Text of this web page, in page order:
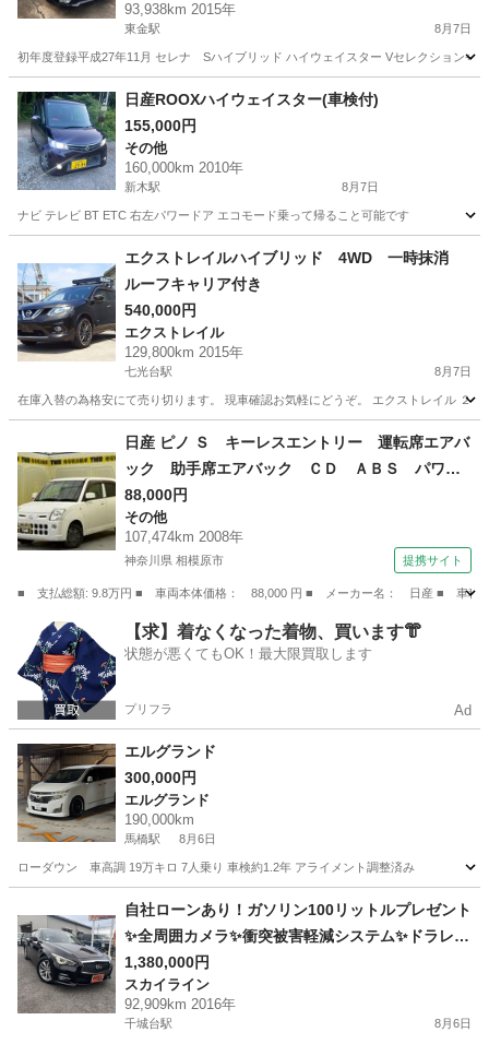
93,938km 2015年
東金駅 8月7日
初年度登録平成27年11月 セレナ Sハイブリッド ハイウェイスター Vセレクション
千葉 東金市 東金駅 セレナ ハイウェイスター
日産ROOXハイウェイスター(車検付)
155,000円
その他
160,000km 2010年
新木駅 8月7日
ナビ テレビ BT ETC 右左パワードア エコモード乗って帰ること可能です
新木駅 その他 ROOX
エクストレイルハイブリッド 4WD 一時抹消
ルーフキャリア付き
540,000円
エクストレイル
129,800km 2015年
七光台駅 8月7日
在庫入替の為格安にて売り切ります。 現車確認お気軽にどうぞ。 エクストレイル ２
七光台駅 エクストレイル
日産 ピノ Ｓ キーレスエントリー 運転席エアバ
ック 助手席エアバック ＣＤ ＡＢＳ パワー
ステアリング （検9.9）
88,000円
その他
107,474km 2008年
神奈川県 相模原市 提携サイト
■ 支払総額: 9.8万円 ■ 車両本体価格： 88,000 円 ■ メーカー名： 日産 ■ 車
神奈川 相模原市 その他
【求】着なくなった着物、買います👘
状態が悪くてもOK！最大限買取します
プリフラ Ad
エルグランド
300,000円
エルグランド
190,000km
馬橋駅 8月6日
ローダウン 車高調 19万キロ 7人乗り 車検約1.2年 アライメント調整済み
馬橋駅 エルグランド
自社ローンあり！ガソリン100リットルプレゼント
✨全周囲カメラ✨衝突被害軽減システム✨ドラレコ
✨日産☆スカイライン☆350GTハイブリッド タイ
プP☆3500cc☆5人乗り☆
1,380,000円
スカイライン
92,909km 2016年
千城台駅 8月6日